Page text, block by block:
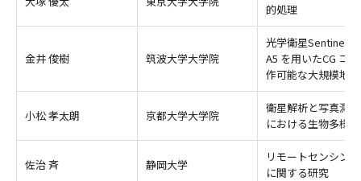
的処理
金井 俊樹 筑波大学大学院
光学衛星Sentinel-2
A5 を用いたCG コ
作可能な大規模地
小松 孝太朗 京都大学大学院
衛星解析と写真測
における生物多様
佐治 斉 静岡大学
リモートセンシン
に関する研究